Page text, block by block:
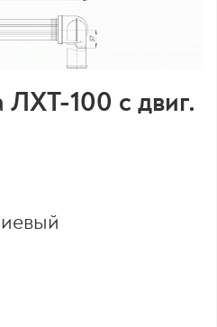
ЛХТ-100 с двиг.